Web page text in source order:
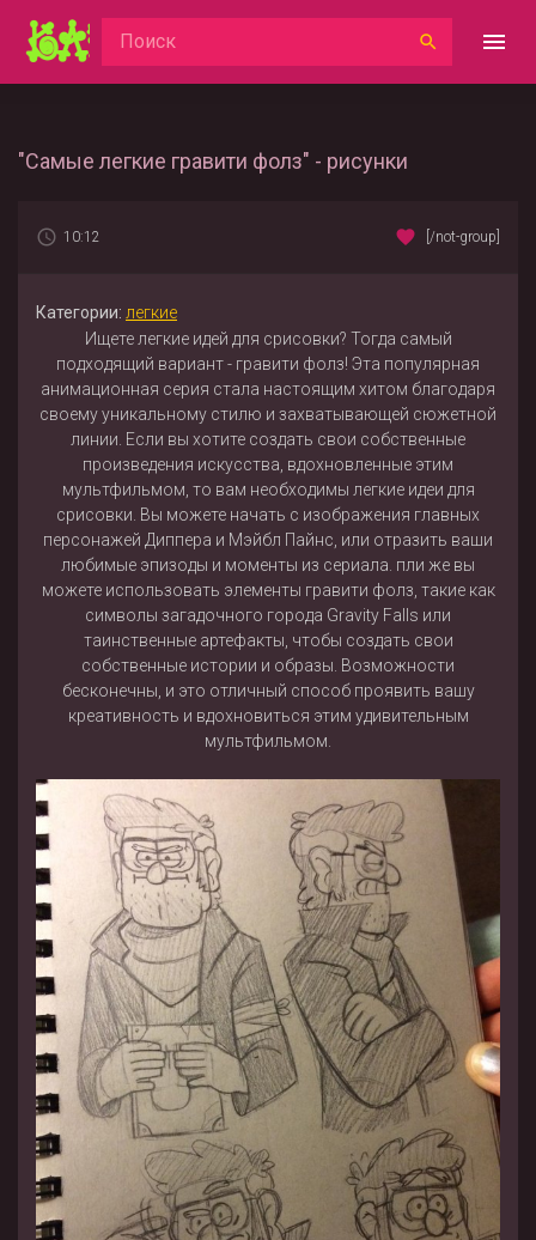
"Самые легкие гравити фолз" - рисунки
10:12 [/not-group]
Категории: легкие
Ищете легкие идей для срисовки? Тогда самый
подходящий вариант - гравити фолз! Эта популярная
анимационная серия стала настоящим хитом благодаря
своему уникальному стилю и захватывающей сюжетной
линии. Если вы хотите создать свои собственные
произведения искусства, вдохновленные этим
мультфильмом, то вам необходимы легкие идеи для
срисовки. Вы можете начать с изображения главных
персонажей Диппера и Мэйбл Пайнс, или отразить ваши
любимые эпизоды и моменты из сериала. пли же вы
можете использовать элементы гравити фолз, такие как
символы загадочного города Gravity Falls или
таинственные артефакты, чтобы создать свои
собственные истории и образы. Возможности
бесконечны, и это отличный способ проявить вашу
креативность и вдохновиться этим удивительным
мультфильмом.